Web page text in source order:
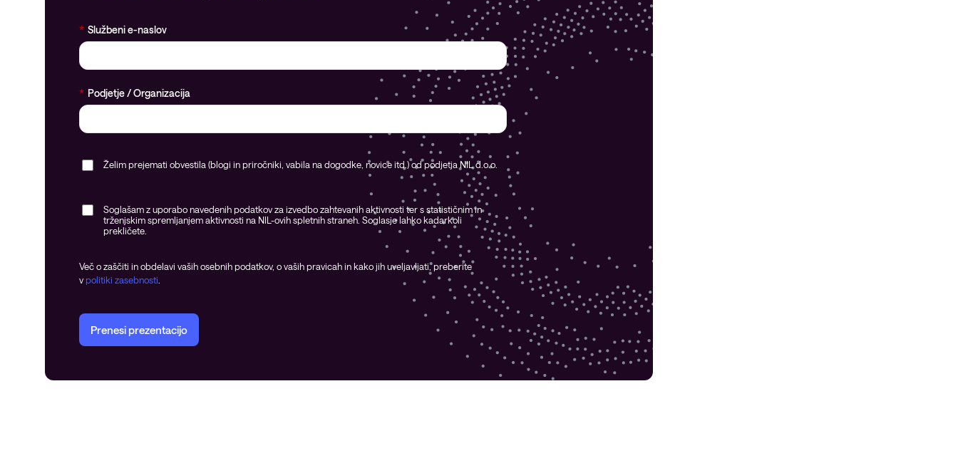
* Službeni e-naslov
* Podjetje / Organizacija
Želim prejemati obvestila (blogi in priročniki, vabila na dogodke, novice itd.) od podjetja NIL d.o.o.
Soglašam z uporabo navedenih podatkov za izvedbo zahtevanih aktivnosti ter s statističnim in
trženjskim spremljanjem aktivnosti na NIL-ovih spletnih straneh. Soglasje lahko kadarkoli
prekličete.
Več o zaščiti in obdelavi vaših osebnih podatkov, o vaših pravicah in kako jih uveljavljati, preberite
vpolitiki zasebnosti
Prenesi prezentacijo